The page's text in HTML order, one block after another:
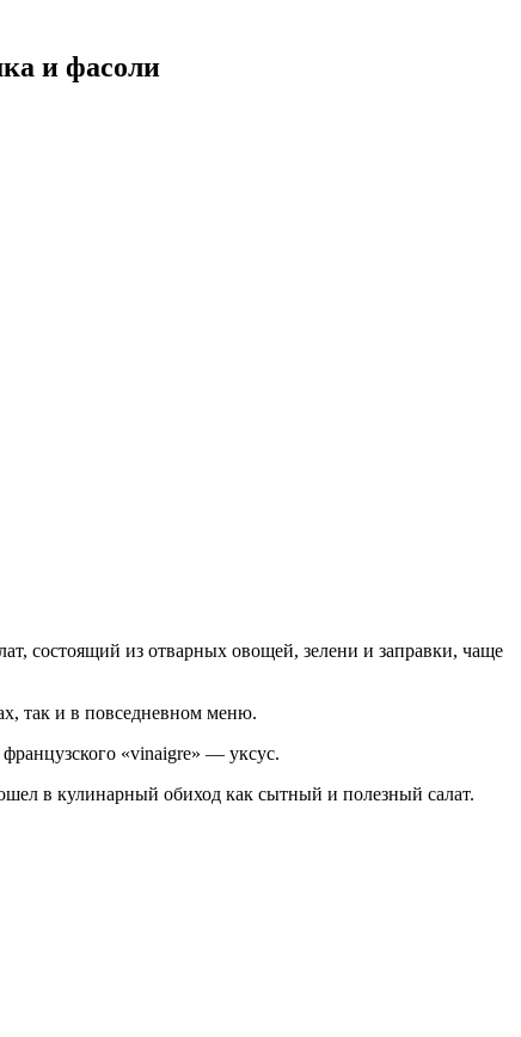
и фасоли
состоящий из отварных овощей, зелени и заправки, чаще
так и в повседневном меню.
«vinaigre» — уксус.
в кулинарный обиход как сытный и полезный салат.